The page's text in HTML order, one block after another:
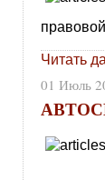
Читать
01 Июль